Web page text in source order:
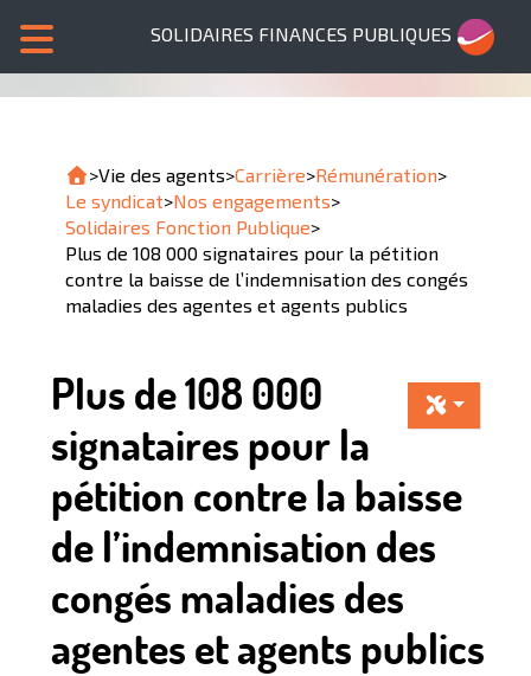
SOLIDAIRES FINANCES PUBLIQUES
>Vie des agents>Carrière>Rémunération>
Le syndicat>Nos engagements>
Solidaires Fonction Publique>
Plus de 108 000 signataires pour la pétition
contre la baisse de l’indemnisation des congés
maladies des agentes et agents publics
Plus de 108 000
signataires pour la
pétition contre la baisse
de l’indemnisation des
congés maladies des
agentes et agents publics